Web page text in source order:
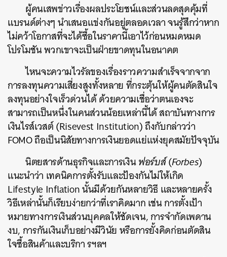
ผู้คนเสพข่าวเรื่องผลประโยชน์และส่วนลดสุดคุ้มที่
แบรนด์ต่างๆ นำเสนอแข่งกันอยู่ตลอดเวลา จนรู้สึกว่าหาก
ไม่คว้าโอกาสที่จะได้ซื้อในราคานี้เอาไว้ก่อนหมดหมด
โปรโมชัน พวกเขาจะเป็นฝ่ายขาดทุนในอนาคต
ไหนจะความไวรัลของเรื่องราวความสำเร็จจากจาก
การลงทุนความเสี่ยงสูงทั้งหลาย ที่กระตุ้นให้ผู้คนตัดสินใจ
ลงทุนอย่างใจเร็วด่วนได้ ด้วยความเชื่อว่าตนเองจะ
สามารถเป็นหนึ่งในคนส่วนน้อยเหล่านี้ได้ สถาบันทางการ
เงินไรส์เวสต์ (Risevest Institution) ถึงกับกล่าวว่า
FOMO ถือเป็นนิสัยทางการเงินยอดแย่แห่งยุคสมัยปัจจุบัน
นิตยสารด้านธุรกิจและการเงินฟอร์บส์(Forbes)
แนะนำว่า เทคนิคการตั้งรับและป้องกันไม่ให้เกิด
Lifestyle Inflation นั้นมีด้วยกันหลายวิธี และหลายครั้ง
วิธีเหล่านั้นก็เรียบง่ายกว่าที่เราคิดมาก เช่น การตั้งเป้า
หมายทางการเงินส่วนบุคคลให้ชัดเจน, การจำกัดเพดาน
งบ, การกันเงินเก็บอย่างมีวินัย หรือการยั้งคิดก่อนตัดสิน
ใจซื้อสินค้าและบริกา รฯลฯ